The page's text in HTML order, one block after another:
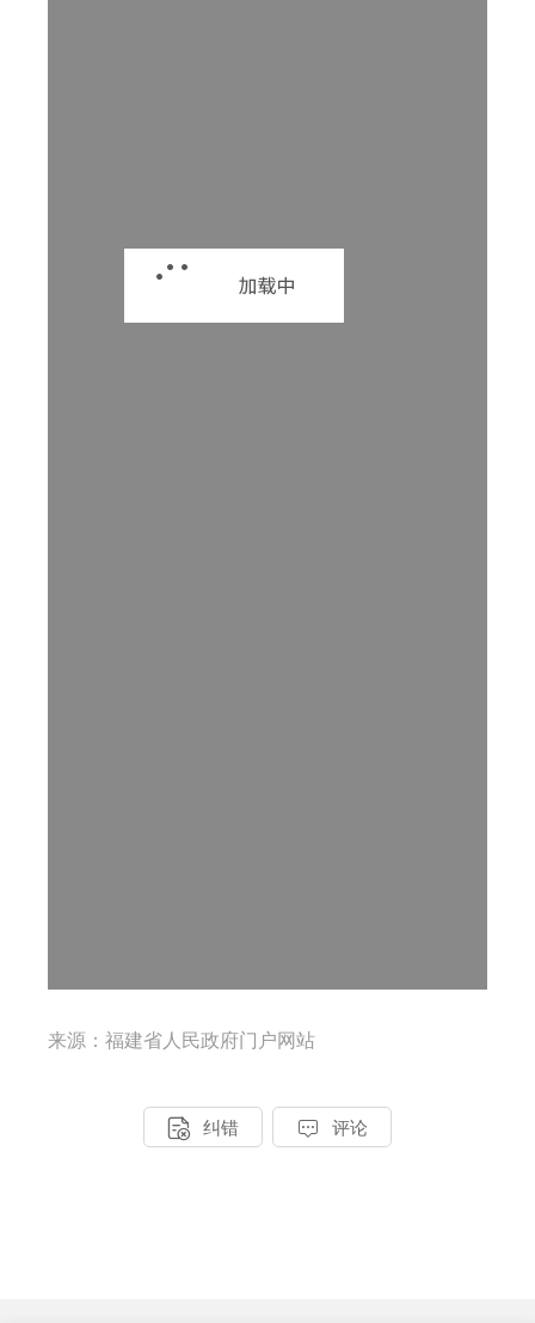
来源：福建省人民政府门户网站
 纠错  评论